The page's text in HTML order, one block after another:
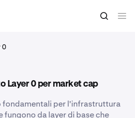
0
Layer 0 per market cap
fondamentali per l'infrastruttura
fungono da layer di base che